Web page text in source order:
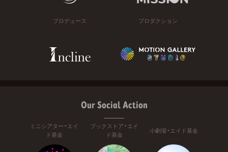
プロデュース プロダクション
Our Social Action
ミニシアター・エイ
ド基金
ブックストア・エイ
ド基金
小劇場・エイド基金